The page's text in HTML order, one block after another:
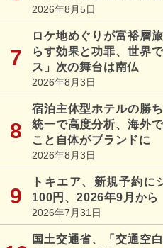
2026年8月5日
ロケ地めぐりが富裕層
らす効果と功罪、世界
ス」次の舞台は南仏
2026年8月3日
宿泊主体型ホテルの勝
統一で高度分析、海外
こと自体がブランドに
2026年8月3日
トキエア、新規予約に
100円、2026年9月から
2026年7月31日
国土交通省、「交通空